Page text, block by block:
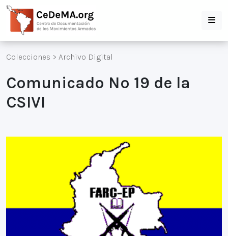
Colecciones > Archivo Digital
Comunicado Nº 19 de la
CSIVI